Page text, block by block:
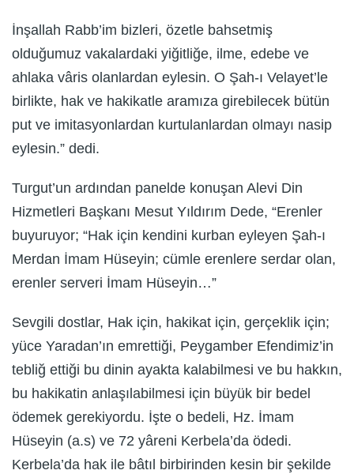
İnşallah Rabb’im bizleri, özetle bahsetmiş
olduğumuz vakalardaki yiğitliğe, ilme, edebe ve
ahlaka vâris olanlardan eylesin. O Şah-ı Velayet’le
birlikte, hak ve hakikatle aramıza girebilecek bütün
put ve imitasyonlardan kurtulanlardan olmayı nasip
eylesin.” dedi.
Turgut’un ardından panelde konuşan Alevi Din
Hizmetleri Başkanı Mesut Yıldırım Dede, “Erenler
buyuruyor; “Hak için kendini kurban eyleyen Şah-ı
Merdan İmam Hüseyin; cümle erenlere serdar olan,
erenler serveri İmam Hüseyin…”
Sevgili dostlar, Hak için, hakikat için, gerçeklik için;
yüce Yaradan’ın emrettiği, Peygamber Efendimiz’in
tebliğ ettiği bu dinin ayakta kalabilmesi ve bu hakkın,
bu hakikatin anlaşılabilmesi için büyük bir bedel
ödemek gerekiyordu. İşte o bedeli, Hz. İmam
Hüseyin (a.s) ve 72 yâreni Kerbela’da ödedi.
Kerbela’da hak ile bâtıl birbirinden kesin bir şekilde